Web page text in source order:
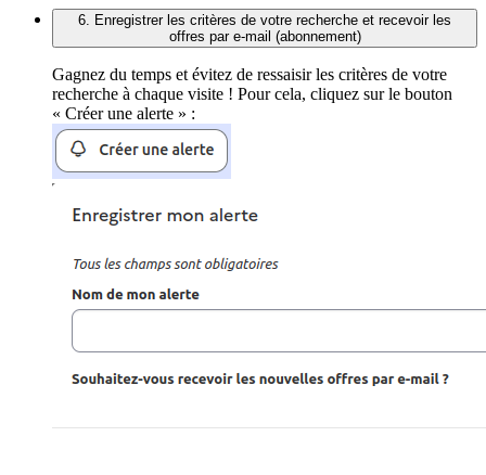
6. Enregistrer les critères de votre recherche et recevoir les
offres par e-mail (abonnement)
Gagnez du temps et évitez de ressaisir les critères de votre
recherche à chaque visite ! Pour cela, cliquez sur le bouton
« Créer une alerte » :